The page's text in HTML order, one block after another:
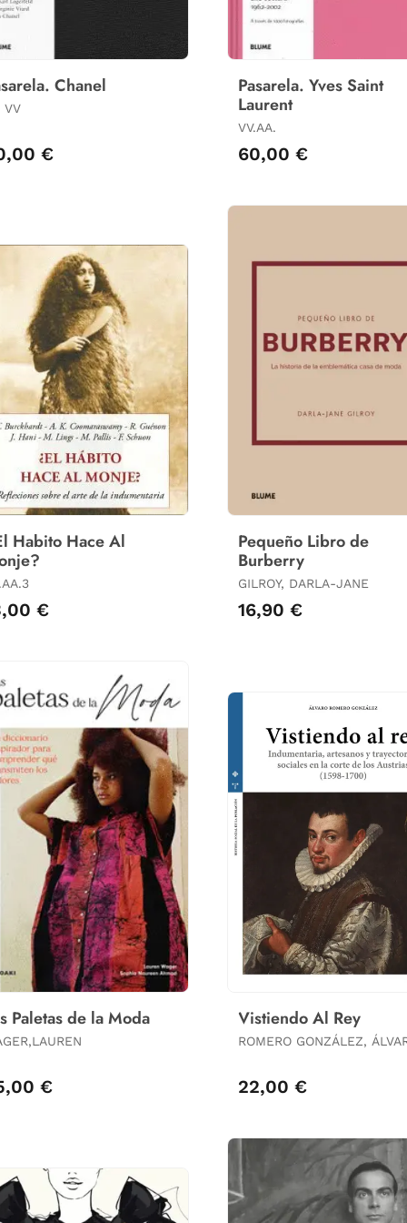
Chanel
VV
€
Pasarela. Yves Saint
Laurent
VV.AA.
60,00 €
Habito Hace Al
€
Pequeño Libro de
Burberry
GILROY, DARLA-JANE
16,90 €
Paletas de la Moda
€
Vistiendo Al Rey
ROMERO GONZÁLEZ,
22,00 €